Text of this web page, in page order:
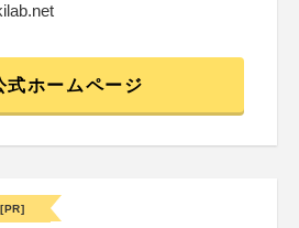
式ホームページ
[PR]